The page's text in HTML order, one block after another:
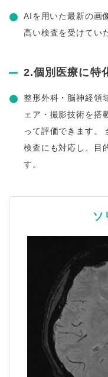
AIを用いた最新の画
高い検査を受けてい
2.個別医療に特
整形外科・脳神経領
ェア・撮影技術を搭
って評価できます。
検査にも対応し、目
す。
ソ